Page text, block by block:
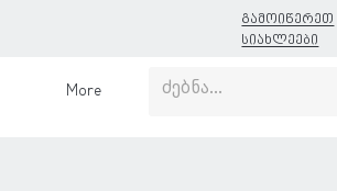
გამოიწერეთ
სიახლეები
More